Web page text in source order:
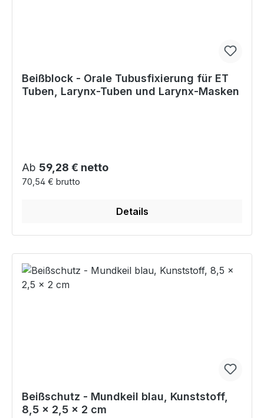
Beißblock - Orale Tubusfixierung für ET
Tuben, Larynx-Tuben und Larynx-Masken
Regulärer Preis:
Ab 59,28 € netto
70,54 € brutto
Details
Beißschutz - Mundkeil blau, Kunststoff,
8,5 × 2,5 × 2 cm